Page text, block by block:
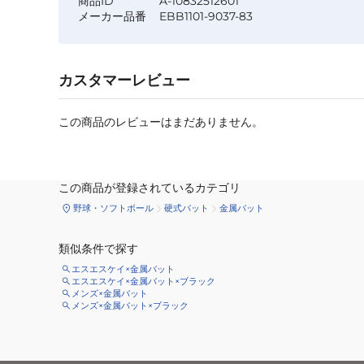
メーカー品番
EBB1101-9037-83
カスタマーレビュー
この商品のレビューはまだありません。
この商品が登録されているカテゴリ
野球・ソフトボール 硬式バット 金属バット
類似条件で探す
エスエスケイ×金属バット
エスエスケイ×金属バット×ブラック
メンズ×金属バット
メンズ×金属バット×ブラック